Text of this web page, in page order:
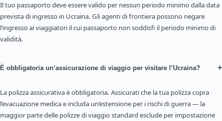
Il tuo passaporto deve essere valido per nessun periodo minimo dalla data
prevista di ingresso in Ucraina. Gli agenti di frontiera possono negare
l’ingresso ai viaggiatori il cui passaporto non soddisfi il periodo minimo di
validità.
È obbligatoria un’assicurazione di viaggio per visitare l’Ucraina? +
La polizza assicurativa è obbligatoria. Assicurati che la tua polizza copra
l’evacuazione medica e includa un’estensione per i rischi di guerra — la
maggior parte delle polizze di viaggio standard esclude per impostazione